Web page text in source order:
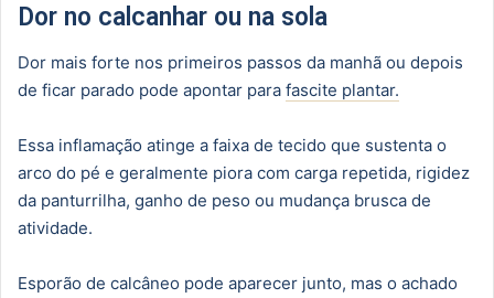
Dor no calcanhar ou na sola
Dor mais forte nos primeiros passos da manhã ou depois
de ficar parado pode apontar para fascite plantar.
Essa inflamação atinge a faixa de tecido que sustenta o
arco do pé e geralmente piora com carga repetida, rigidez
da panturrilha, ganho de peso ou mudança brusca de
atividade.
Esporão de calcâneo pode aparecer junto, mas o achado